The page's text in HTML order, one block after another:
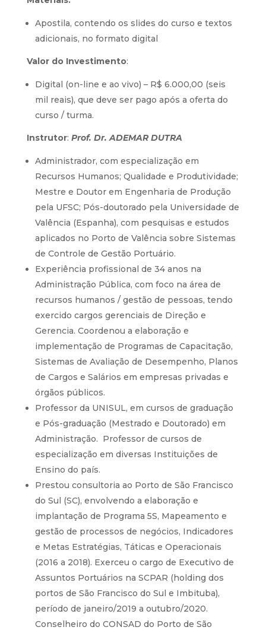
Apostila, contendo os slides do curso e textos
adicionais, no formato digital
Valor do Investimento:
Digital (on-line e ao vivo) – R$ 6.000,00 (seis
mil reais), que deve ser pago após a oferta do
curso / turma.
Instrutor: Prof. Dr. ADEMAR DUTRA
Administrador, com especialização em
Recursos Humanos; Qualidade e Produtividade;
Mestre e Doutor em Engenharia de Produção
pela UFSC; Pós-doutorado pela Universidade de
Valência (Espanha), com pesquisas e estudos
aplicados no Porto de Valência sobre Sistemas
de Controle de Gestão Portuário.
Experiência profissional de 34 anos na
Administração Pública, com foco na área de
recursos humanos / gestão de pessoas, tendo
exercido cargos gerenciais de Direção e
Gerencia. Coordenou a elaboração e
implementação de Programas de Capacitação,
Sistemas de Avaliação de Desempenho, Planos
de Cargos e Salários em empresas privadas e
órgãos públicos.
Professor da UNISUL, em cursos de graduação
e Pós-graduação (Mestrado e Doutorado) em
Administração. Professor de cursos de
especialização em diversas Instituições de
Ensino do país.
Prestou consultoria ao Porto de São Francisco
do Sul (SC), envolvendo a elaboração e
implantação de Programa 5S, Mapeamento e
gestão de processos de negócios, Indicadores
e Metas Estratégias, Táticas e Operacionais
(2016 a 2018). Exerceu o cargo de Executivo de
Assuntos Portuários na SCPAR (holding dos
portos de São Francisco do Sul e Imbituba),
período de janeiro/2019 a outubro/2020.
Conselheiro do CONSAD do Porto de São